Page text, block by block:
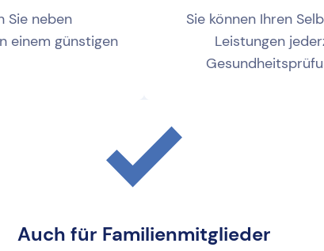
Sie neben
einem günstigen
Sie können Ihren
Leistungen
Auch für Familienmitglieder